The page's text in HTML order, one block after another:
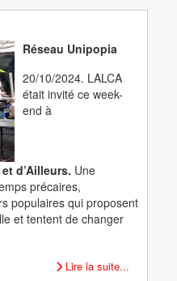
Réseau Unipopia
20/10/2024. LALCA
était invité ce week-
end à
d’Ailleurs. Une
précaires,
populaires qui proposent
et tentent de changer
Lire la suite...